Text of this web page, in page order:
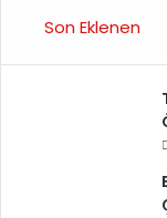
Son Eklenen